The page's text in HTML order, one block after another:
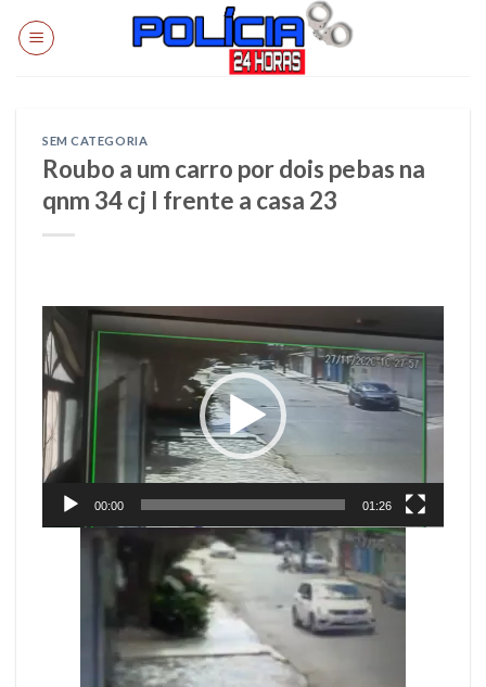
SEM CATEGORIA
Roubo a um carro por dois pebas na
qnm 34 cj l frente a casa 23
Tocador
de
vídeo
00:00 01:26